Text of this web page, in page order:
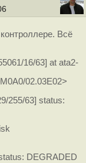
Всё
16/63] at ata2-
02.03E02>
255/63] status:
DEGRADED